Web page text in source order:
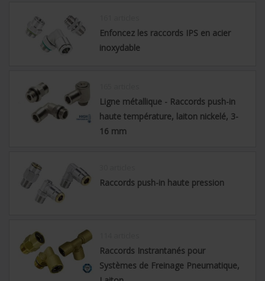
Enfoncez les raccords IPS en acier
inoxydable
Ligne métallique - Raccords push-in
haute température, laiton nickelé, 3-
16 mm
Raccords push-in haute pression
Raccords Instrantanés pour
Systèmes de Freinage Pneumatique,